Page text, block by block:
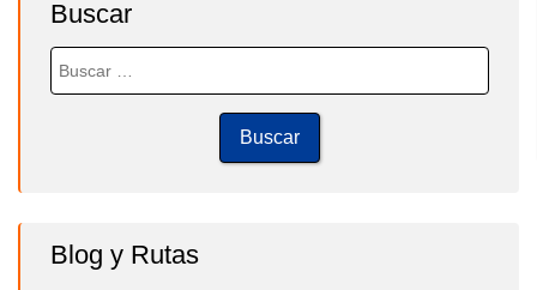
Buscar
Buscar:
Blog y Rutas